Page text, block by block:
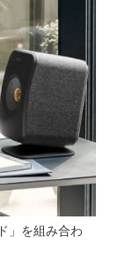
」を組み合わ